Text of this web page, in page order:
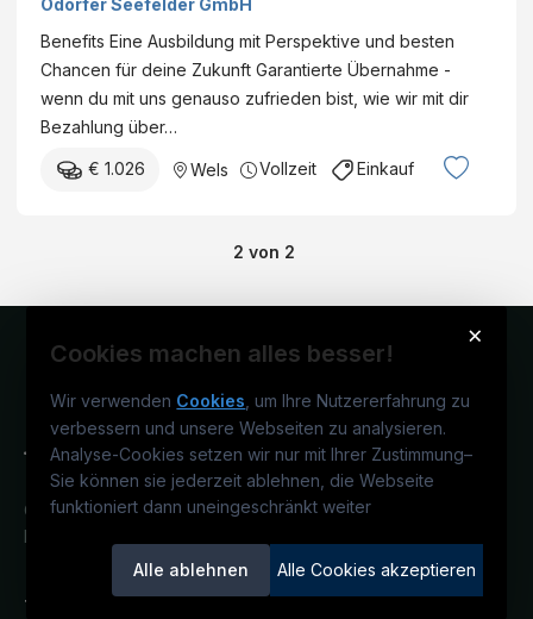
Benefits Eine Ausbildung mit Perspektive und besten
Chancen für deine Zukunft Garantierte Übernahme -
wenn du mit uns genauso zufrieden bist, wie wir mit dir
Bezahlung über…
€ 1.026 Wels Vollzeit Einkauf
2 von 2
×
Cookies machen alles besser!
Wir verwenden Cookies, um Ihre Nutzererfahrung zu
verbessern und unsere Webseiten zu analysieren.
Analyse-Cookies setzen wir nur mit Ihrer Zustimmung–
Sie können sie jederzeit ablehnen, die Webseite
funktioniert dann uneingeschränkt weiter
Alle ablehnen Alle Cookies akzeptieren
Österreichs technisches Karriereportal.
Ein Service der candidatis GmbH.
TECjobs.at